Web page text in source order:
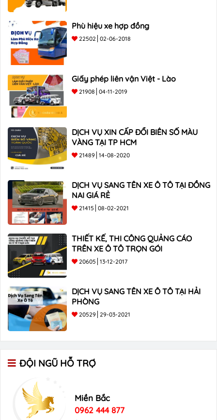
Phù hiệu xe hợp đồng
22502 02-06-2018
Giấy phép liên vận Việt - Lào
21908 04-11-2019
DỊCH VỤ XIN CẤP ĐỔI BIỂN SỐ MÀU
VÀNG TẠI TP HCM
21489 14-08-2020
DỊCH VỤ SANG TÊN XE Ô TÔ TẠI ĐỒNG
NAI GIÁ RẺ
21415 08-02-2021
THIẾT KẾ, THI CÔNG QUẢNG CÁO
TRÊN XE Ô TÔ TRỌN GÓI
20605 13-12-2017
DỊCH VỤ SANG TÊN XE Ô TÔ TẠI HẢI
PHÒNG
20529 29-03-2021
ĐỘI NGŨ HỖ TRỢ
Miền Bắc
0962 444 877